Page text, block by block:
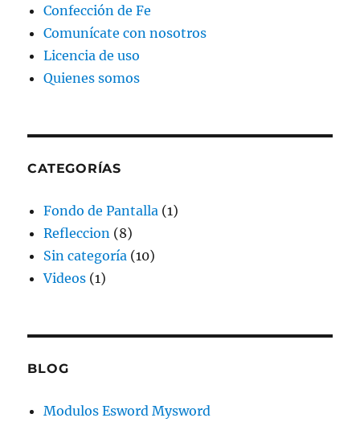
Confección de Fe
Comunícate con nosotros
Licencia de uso
Quienes somos
CATEGORÍAS
Fondo de Pantalla (1)
Refleccion (8)
Sin categoría (10)
Videos (1)
BLOG
Modulos Esword Mysword